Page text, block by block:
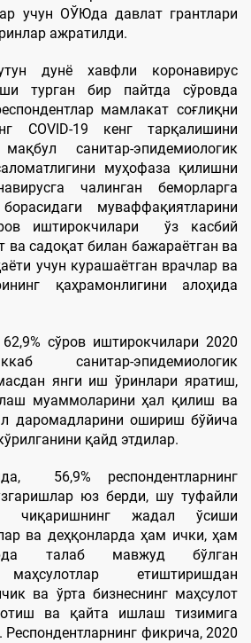
учун ОЎЮда давлат грантлари
ажратилди.
дунё хавфли коронавирус
турган бир пайтда сўровда
мамлакат соғлиқни
COVID-19 кенг тарқалишини
санитар-эпидемиологик
муҳофаза қилишни
чалинган беморларга
муваффақиятларини
иштирокчилари ўз касбий
ва садоқат билан бажараётган ва
учун курашаётган врачлар ва
қаҳрамонлигини алоҳида
сўров иштирокчилари 2020
санитар-эпидемиологик
янги иш ўринлари яратиш,
муаммоларини ҳал қилиш ва
даромадларини ошириш бўйича
қайд этдилар.
56,9% респондентларнинг
юз берди, шу туфайли
чиқаришнинг жадал ўсиши
ва деҳқонларда ҳам ички, ҳам
талаб мавжуд бўлган
етиштиришдан
ва ўрта бизнеснинг маҳсулот
ва қайта ишлаш тизимига
фикрича, 2020